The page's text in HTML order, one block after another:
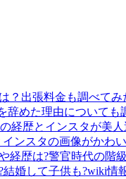
？出張料金も調べてみ
辞めた理由についても
経歴とインスタが美人
ンスタの画像がかわい
経歴は?警官時代の階
婚して子供も?wiki情